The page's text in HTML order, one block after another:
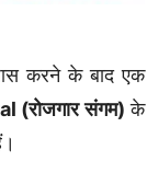
करने के बाद एक
(रोजगार संगम) के